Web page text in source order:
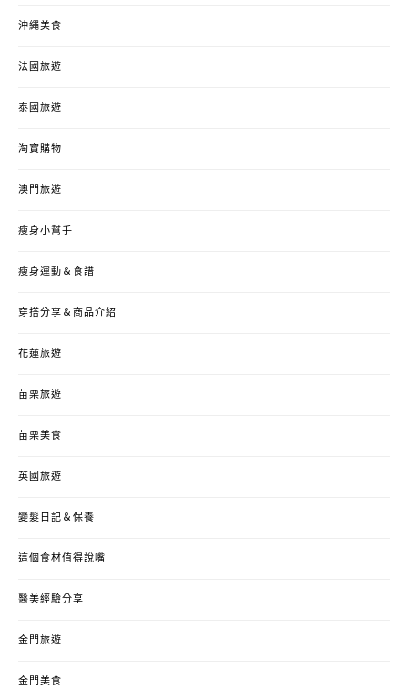
沖繩美食
法國旅遊
泰國旅遊
淘寶購物
澳門旅遊
瘦身小幫手
瘦身運動＆食譜
穿搭分享＆商品介紹
花蓮旅遊
苗栗旅遊
苗栗美食
英國旅遊
變髮日記＆保養
這個食材值得說嘴
醫美經驗分享
金門旅遊
金門美食